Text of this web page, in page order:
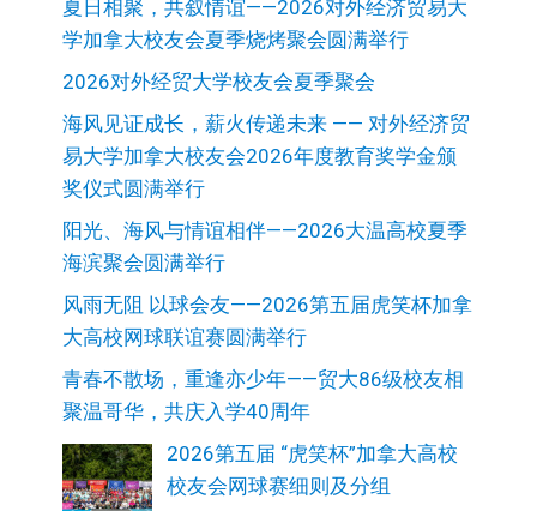
夏日相聚，共叙情谊——2026对外经济贸易大
学加拿大校友会夏季烧烤聚会圆满举行
2026对外经贸大学校友会夏季聚会
海风见证成长，薪火传递未来 —— 对外经济贸
易大学加拿大校友会2026年度教育奖学金颁
奖仪式圆满举行
阳光、海风与情谊相伴——2026大温高校夏季
海滨聚会圆满举行
风雨无阻 以球会友——2026第五届虎笑杯加拿
大高校网球联谊赛圆满举行
青春不散场，重逢亦少年——贸大86级校友相
聚温哥华，共庆入学40周年
2026第五届 “虎笑杯”加拿大高校
校友会网球赛细则及分组